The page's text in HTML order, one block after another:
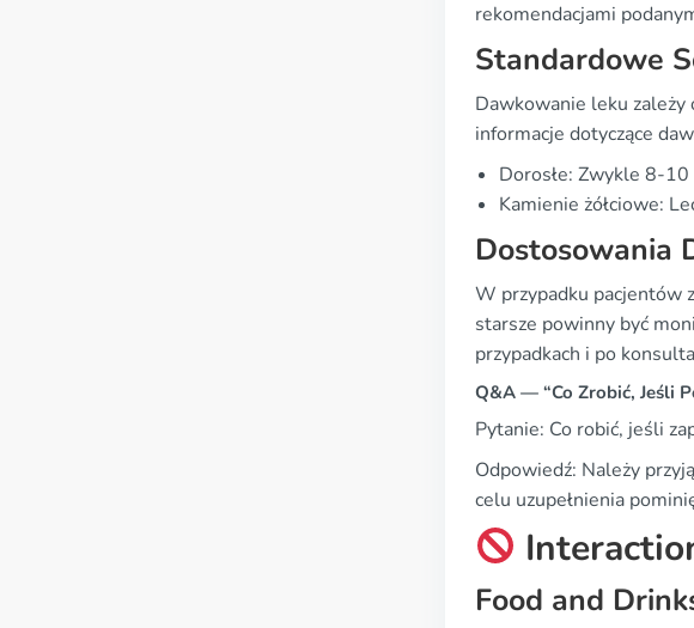
rekomendacjami
Standardowe
Dawkowanie leku
informacje dotyczące
Dorosłe: Zwykle 8-10
Kamienie żółciowe:
Dostosowania
W przypadku pacjentów
starsze powinny być
przypadkach i po
Q&A — “Co Zrobić, Jeśli
Pytanie: Co robić, jeśli
Odpowiedź: Należy
celu uzupełnienia
Food and